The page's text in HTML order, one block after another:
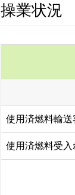
操業状況
使用済燃料輸
使用済燃料受